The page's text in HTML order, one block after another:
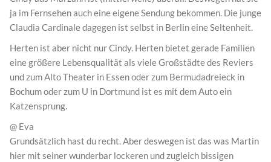
ja im Fernsehen auch eine eigene Sendung bekommen. Die junge
Claudia Cardinale dagegen ist selbst in Berlin eine Seltenheit.
Herten ist aber nicht nur Cindy. Herten bietet gerade Familien
eine größere Lebensqualität als viele Großstädte des Reviers
und zum Alto Theater in Essen oder zum Bermudadreieck in
Bochum oder zum U in Dortmund ist es mit dem Auto ein
Katzensprung.
@ Eva
Grundsätzlich hast du recht. Aber deswegen ist das was Martin
hier mit seiner wunderbar lockeren und zugleich bissigen